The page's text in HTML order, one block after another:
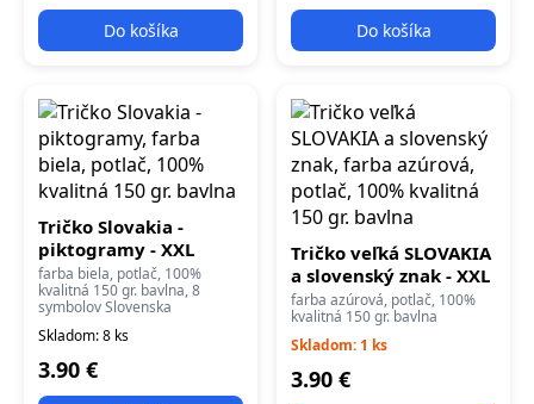
Do košíka Do košíka
Tričko Slovakia -
piktogramy - XXL
farba biela, potlač, 100%
kvalitná 150 gr. bavlna, 8
symbolov Slovenska
Skladom: 8 ks
3.90 €
Tričko veľká SLOVAKIA
a slovenský znak - XXL
farba azúrová, potlač, 100%
kvalitná 150 gr. bavlna
Skladom: 1 ks
3.90 €